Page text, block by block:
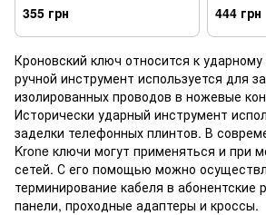
355 грн 444 грн
Кроновский ключ относится к
ручной инструмент используется для
изолированных проводов в ножевые
Исторически ударный инструмент
заделки телефонных плинтов. В
Krone ключи могут применяться и при
сетей. С его помощью можно
терминирование кабеля в абонентские
панели, проходные адаптеры и кроссы.